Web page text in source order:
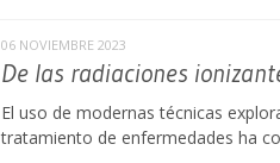
06 NOVIEMBRE 2023
De las radiaciones
El uso de modernas técnicas
tratamiento de enfermedades ha